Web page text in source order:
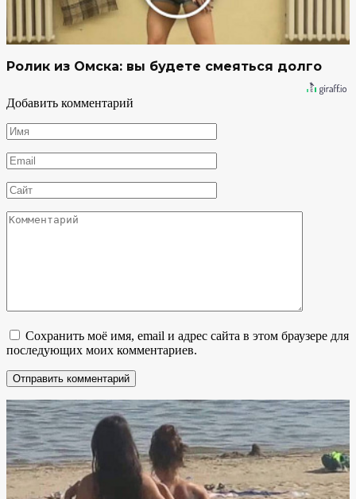
Ролик из Омска: вы будете смеяться долго
Добавить комментарий
Имя
*
Email
*
Сайт
Комментарий
Сохранить моё имя, email и адрес сайта в этом браузере для
последующих моих комментариев.